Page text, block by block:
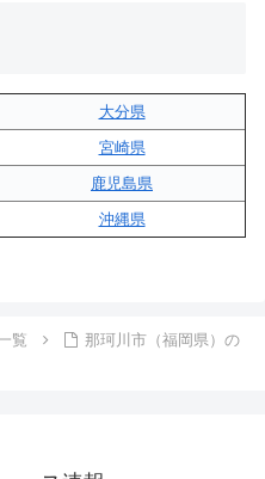
大分県
宮崎県
鹿児島県
沖縄県
覧
那珂川市（福岡県）の